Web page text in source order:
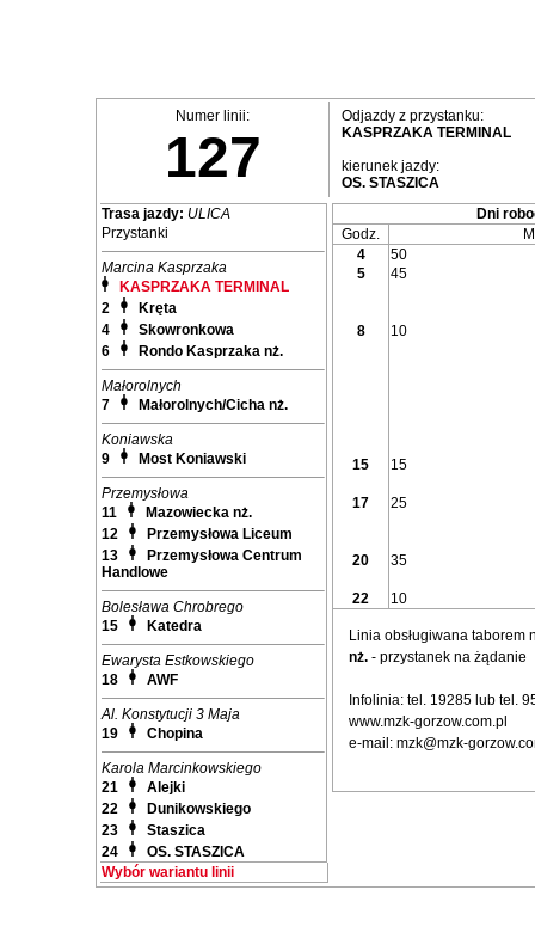
Numer linii:
127
Odjazdy z przystanku:
KASPRZAKA TERMINAL
kierunek jazdy:
OS. STASZICA
Trasa jazdy: ULICA
Przystanki
Marcina Kasprzaka
KASPRZAKA TERMINAL
2
Kręta
4
Skowronkowa
6
Rondo Kasprzaka nż.
Małorolnych
7
Małorolnych/Cicha nż.
Koniawska
9
Most Koniawski
Przemysłowa
11
Mazowiecka nż.
12
Przemysłowa Liceum
13
Przemysłowa Centrum
Handlowe
Bolesława Chrobrego
15
Katedra
Ewarysta Estkowskiego
18
AWF
Al. Konstytucji 3 Maja
19
Chopina
Karola Marcinkowskiego
21
Alejki
22
Dunikowskiego
23
Staszica
24
OS. STASZICA
Wybór wariantu linii
Dni
Godz.
4
50
5
45
8 10
15 15
17 25
20 35
22 10
Linia obsługiwana taborem
nż. - przystanek na żądanie
Infolinia: tel. 19285 lub tel.
www.mzk-gorzow.com.pl
e-mail: mzk@mzk-